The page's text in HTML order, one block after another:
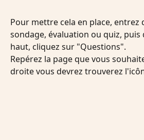
Pour mettre cela en place, entrez
sondage, évaluation ou quiz, puis
haut, cliquez sur "Questions".
Repérez la page que vous
droite vous devrez trouverez